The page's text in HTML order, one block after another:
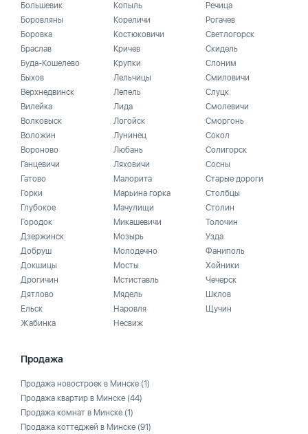
Большевик
Боровляны
Боровка
Браслав
Буда-Кошелево
Быхов
Верхнедвинск
Вилейка
Волковыск
Воложин
Вороново
Ганцевичи
Гатово
Горки
Глубокое
Городок
Дзержинск
Добруш
Докшицы
Дрогичин
Дятлово
Ельск
Жабинка
Копыль
Кореличи
Костюковичи
Кричев
Крупки
Лельчицы
Лепель
Лида
Логойск
Лунинец
Любань
Ляховичи
Малорита
Марьина горка
Мачулищи
Микашевичи
Мозырь
Молодечно
Мосты
Мстиставль
Мядель
Наровля
Несвиж
Речица
Рогачев
Светлогорск
Скидель
Слоним
Смиловичи
Слуцк
Смолевичи
Сморгонь
Сокол
Солигорск
Сосны
Старые дороги
Столбцы
Столин
Толочин
Узда
Фаниполь
Хойники
Чечерск
Шклов
Щучин
Продажа
Продажа новостроек в Минске (1)
Продажа квартир в Минске (44)
Продажа комнат в Минске (1)
Продажа коттеджей в Минске (91)